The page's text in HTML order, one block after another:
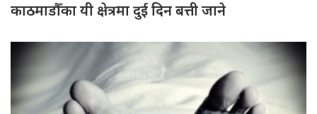
काठमाडौँका यी क्षेत्रमा दुई दिन बत्ती जाने